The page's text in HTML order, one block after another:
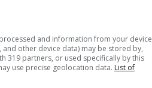
and information from your device
other device data) may be stored by,
319 partners, or used specifically by this
use precise geolocation data. List of